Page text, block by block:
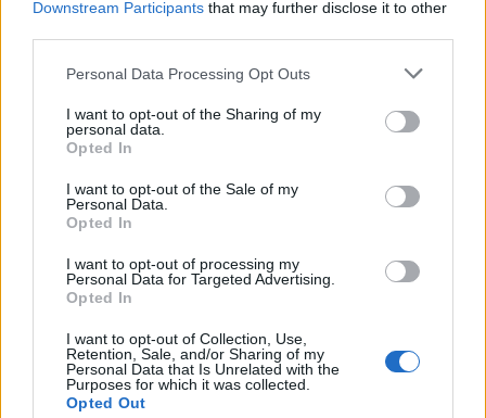
Downstream Participants that may further disclose it to other
Personal Data Processing Opt Outs
I want to opt-out of the Sharing of my
personal data.
Opted In
I want to opt-out of the Sale of my
Personal Data.
Opted In
I want to opt-out of processing my
Personal Data for Targeted Advertising.
Opted In
I want to opt-out of Collection, Use,
Retention, Sale, and/or Sharing of my
Personal Data that Is Unrelated with the
Purposes for which it was collected.
Opted Out
2026. július 17., 17:03
Teleki-kastély történetében